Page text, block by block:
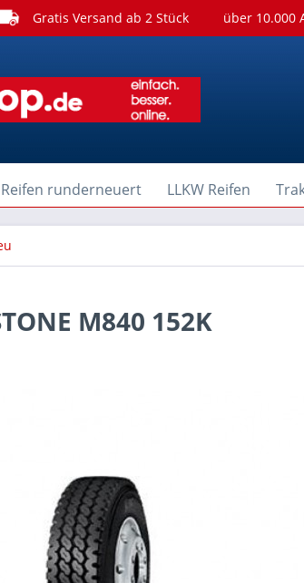
Gratis Versand ab 2 Stück über 10.000
Reifen runderneuert LLKW Reifen
M840 152K